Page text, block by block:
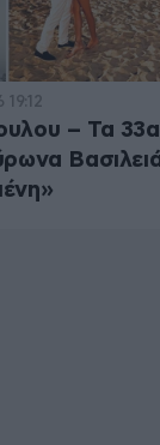
19:12
– Τα 33α